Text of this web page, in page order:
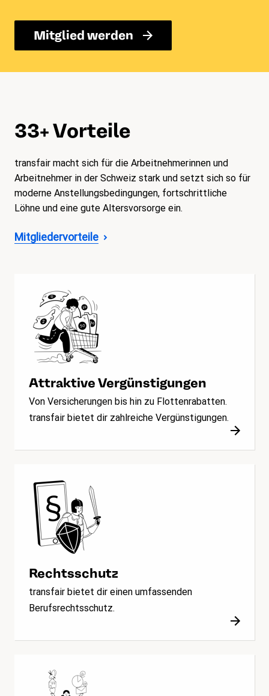
Mitglied werden
33+ Vorteile
transfair macht sich für die Arbeitnehmerinnen und
Arbeitnehmer in der Schweiz stark und setzt sich so für
moderne Anstellungsbedingungen, fortschrittliche
Löhne und eine gute Altersvorsorge ein.
Mitgliedervorteile
Attraktive Vergünstigungen
Von Versicherungen bis hin zu Flottenrabatten.
transfair bietet dir zahlreiche Vergünstigungen.
Rechtsschutz
transfair bietet dir einen umfassenden
Berufsrechtsschutz.